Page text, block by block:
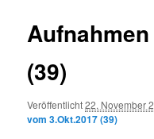
(39)
Veröffentlicht22. November
vom 3.Okt.2017 (39)